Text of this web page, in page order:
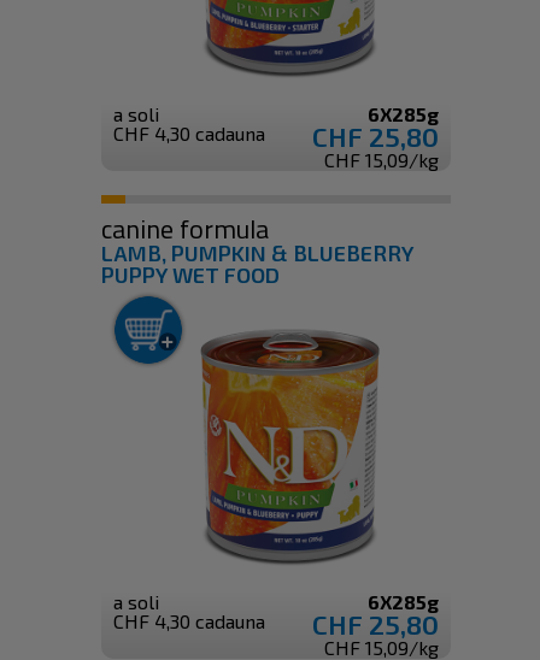
a soli
CHF 4,30 cadauna
6X285g
CHF 25,80
CHF 15,09/kg
canine formula
LAMB, PUMPKIN & BLUEBERRY
PUPPY WET FOOD
a soli
CHF 4,30 cadauna
6X285g
CHF 25,80
CHF 15,09/kg